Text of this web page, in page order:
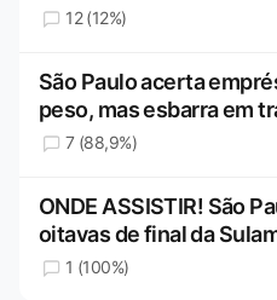
12 (12%)
São Paulo acerta
peso, mas esbarra em
7 (88,9%)
ONDE ASSISTIR! São
oitavas de final da
1 (100%)